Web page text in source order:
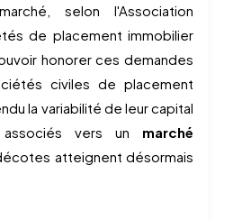
selon l'Association
de placement immobilier
honorer ces demandes
civiles de placement
la variabilité de leur capital
vers un marché
atteignent désormais